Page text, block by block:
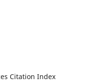
Citation Index